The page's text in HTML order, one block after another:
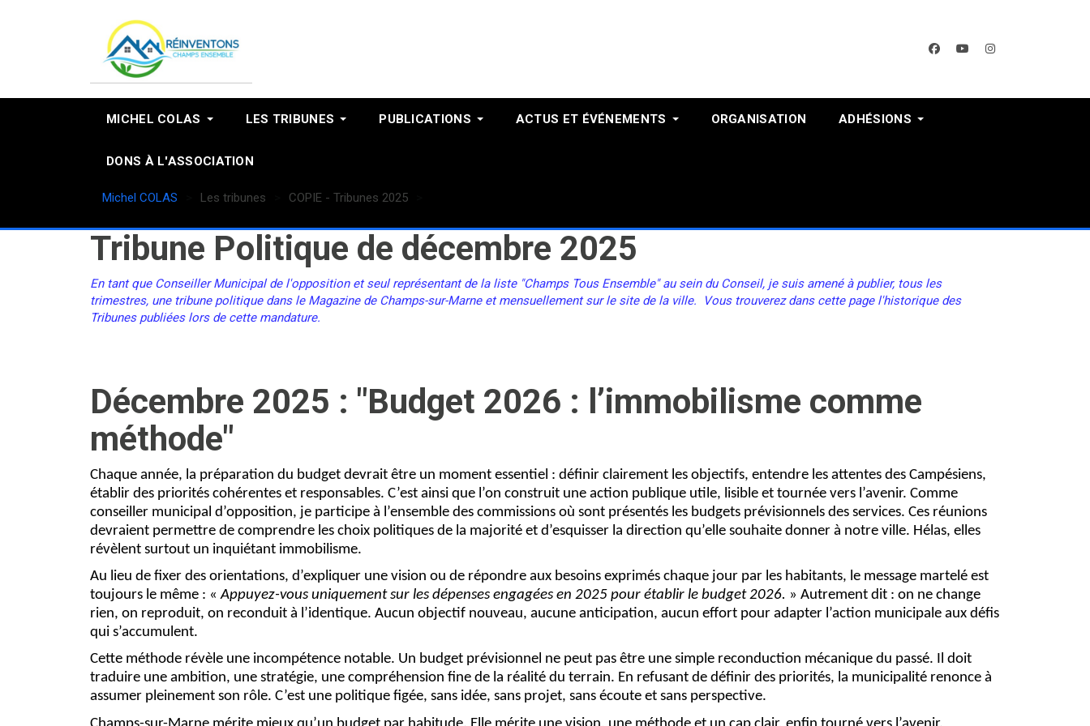
facebookyoutubeinstagram
MICHEL COLAS LES TRIBUNES PUBLICATIONS ACTUS ET ÉVÉNEMENTS ORGANISATION ADHÉSIONS
DONS À L'ASSOCIATION
Michel COLAS Les tribunes COPIE - Tribunes 2025
Tribune Politique de décembre 2025
En tant que Conseiller Municipal de l'opposition et seul représentant de la liste "Champs Tous Ensemble" au sein du Conseil, je suis amené à publier, tous les
trimestres, une tribune politique dans le Magazine de Champs-sur-Marne et mensuellement sur le site de la ville. Vous trouverez dans cette page l'historique des
Tribunes publiées lors de cette mandature.
Décembre 2025 : "Budget 2026 : l’immobilisme comme
méthode"
Chaque année, la préparation du budget devrait être un moment essentiel : définir clairement les objectifs, entendre les attentes des Campésiens,
établir des priorités cohérentes et responsables. C’est ainsi que l’on construit une action publique utile, lisible et tournée vers l’avenir. Comme
conseiller municipal d’opposition, je participe à l’ensemble des commissions où sont présentés les budgets prévisionnels des services. Ces réunions
devraient permettre de comprendre les choix politiques de la majorité et d’esquisser la direction qu’elle souhaite donner à notre ville. Hélas, elles
révèlent surtout un inquiétant immobilisme.
Au lieu de fixer des orientations, d’expliquer une vision ou de répondre aux besoins exprimés chaque jour par les habitants, le message martelé est
toujours le même : «Appuyez-vous uniquement sur les dépenses engagées en 2025 pour établir le budget 2026. » Autrement dit : on ne change
rien, on reproduit, on reconduit à l’identique. Aucun objectif nouveau, aucune anticipation, aucun effort pour adapter l’action municipale aux défis
qui s’accumulent.
Cette méthode révèle une incompétence notable. Un budget prévisionnel ne peut pas être une simple reconduction mécanique du passé. Il doit
traduire une ambition, une stratégie, une compréhension fine de la réalité du terrain. En refusant de définir des priorités, la municipalité renonce à
assumer pleinement son rôle. C’est une politique figée, sans idée, sans projet, sans écoute et sans perspective.